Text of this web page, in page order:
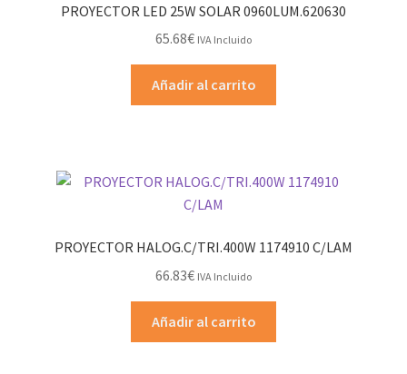
PROYECTOR LED 25W SOLAR 0960LUM.620630
65.68€ IVA Incluido
Añadir al carrito
PROYECTOR HALOG.C/TRI.400W 1174910 C/LAM
66.83€ IVA Incluido
Añadir al carrito